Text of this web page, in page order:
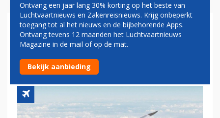
KOREAANS T'WAY AIR
WIJZIGT NAAM NAAR TRINITY
AIRWAYS
Ontvang een jaar lang 30% korting op het beste van
Luchtvaartnieuws en Zakenreisnieuws. Krijg onbeperkt
toegang tot al het nieuws en de bijbehorende Apps.
Ontvang tevens 12 maanden het Luchtvaartnieuws
Magazine in de mail of op de mat.
Bekijk aanbieding